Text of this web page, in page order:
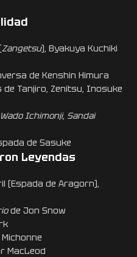
Zangetsu), Byakuya Kuchiki
de Kenshin Himura
de Tanjiro, Zenitsu, Inosuke
Wado Ichimonji, Sandai
de Sasuke
Leyendas
(Espada de Aragorn),
de Jon Snow
MacLeod